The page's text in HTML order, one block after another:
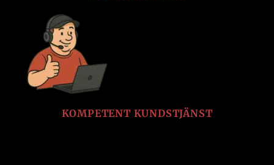
KOMPETENT KUNDSTJÄNST